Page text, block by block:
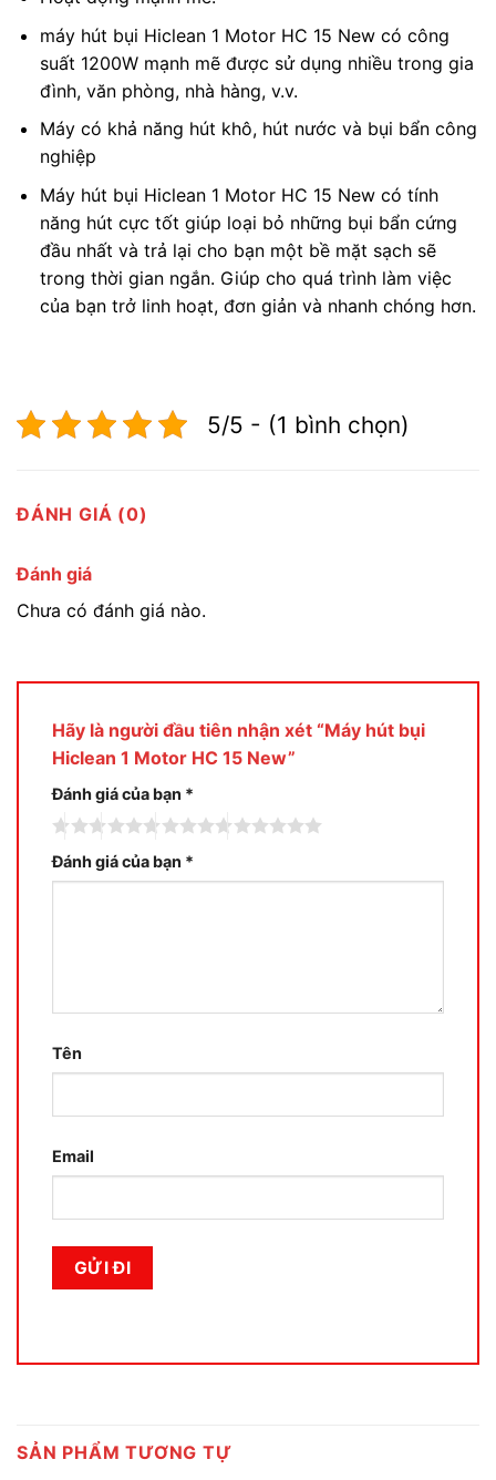
máy hút bụi Hiclean 1 Motor HC 15 New có công
suất 1200W mạnh mẽ được sử dụng nhiều trong gia
đình, văn phòng, nhà hàng, v.v.
Máy có khả năng hút khô, hút nước và bụi bẩn công
nghiệp
Máy hút bụi Hiclean 1 Motor HC 15 New có tính
năng hút cực tốt giúp loại bỏ những bụi bẩn cứng
đầu nhất và trả lại cho bạn một bề mặt sạch sẽ
trong thời gian ngắn. Giúp cho quá trình làm việc
của bạn trở linh hoạt, đơn giản và nhanh chóng hơn.
5/5 - (1 bình chọn)
ĐÁNH GIÁ (0)
Đánh giá
Chưa có đánh giá nào.
Hãy là người đầu tiên nhận xét “Máy hút bụi
Hiclean 1 Motor HC 15 New”
Đánh giá của bạn *
Đánh giá của bạn *
Tên
Email
SẢN PHẨM TƯƠNG TỰ